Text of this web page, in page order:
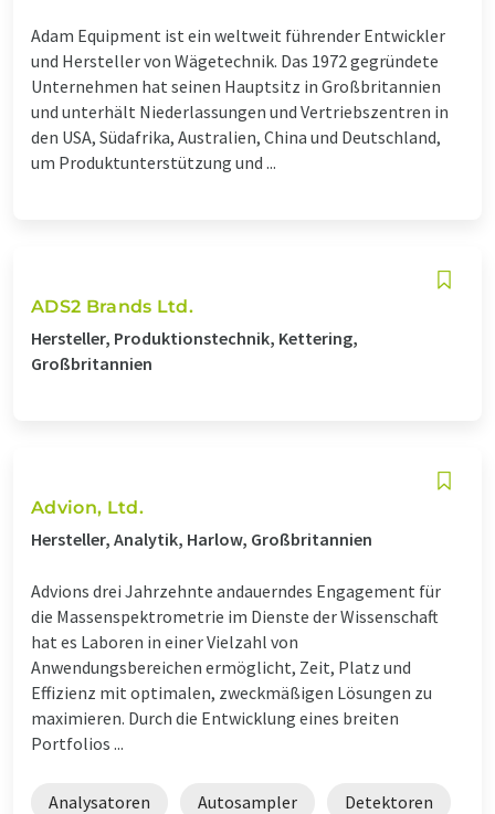
Adam Equipment ist ein weltweit führender Entwickler
und Hersteller von Wägetechnik. Das 1972 gegründete
Unternehmen hat seinen Hauptsitz in Großbritannien
und unterhält Niederlassungen und Vertriebszentren in
den USA, Südafrika, Australien, China und Deutschland,
um Produktunterstützung und ...
ADS2 Brands Ltd.
Hersteller, Produktionstechnik, Kettering,
Großbritannien
Advion, Ltd.
Hersteller, Analytik, Harlow, Großbritannien
Advions drei Jahrzehnte andauerndes Engagement für
die Massenspektrometrie im Dienste der Wissenschaft
hat es Laboren in einer Vielzahl von
Anwendungsbereichen ermöglicht, Zeit, Platz und
Effizienz mit optimalen, zweckmäßigen Lösungen zu
maximieren. Durch die Entwicklung eines breiten
Portfolios ...
Analysatoren Autosampler Detektoren